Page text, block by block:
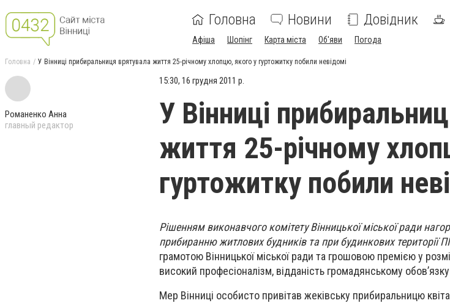
Головна Новини Довідник
Афіша Шопінг Карта міста Об'яви Погода
Головна У Вінниці прибиральниця врятувала життя 25-річному хлопцю, якого у гуртожитку побили невідомі
Романенко Анна
главный редактор
15:30, 16 грудня 2011 р.
У Вінниці
життя 25-річному
гуртожитку побили
Рішенням виконавчого комітету Вінницької міської ради
прибиранню житлових будників та при будинкових території
грамотою Вінницької міської ради та грошовою премією у
високий професіоналізм, відданість громадянському
Мер Вінниці особисто привітав жеківську прибиральницю